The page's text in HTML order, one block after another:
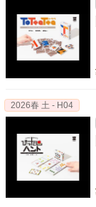
2026春 土 - H04